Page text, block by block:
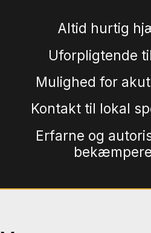
Altid hurtig
Uforpligtende
Mulighed for
Kontakt til lokal
Erfarne og
bekæmpere